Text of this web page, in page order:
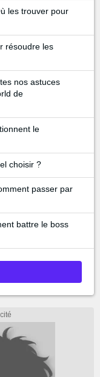
les trouver pour
résoudre les
nos astuces
de
le
choisir ?
passer par
battre le boss